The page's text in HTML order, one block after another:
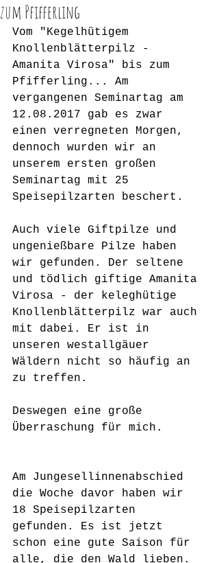
zum Pfifferling
Vom "Kegelhütigem
Knollenblätterpilz -
Amanita Virosa" bis zum
Pfifferling... Am
vergangenen Seminartag am
12.08.2017 gab es zwar
einen verregneten Morgen,
dennoch wurden wir an
unserem ersten großen
Seminartag mit 25
Speisepilzarten beschert.
Auch viele Giftpilze und
ungenießbare Pilze haben
wir gefunden. Der seltene
und tödlich giftige Amanita
Virosa - der keleghütige
Knollenblätterpilz war auch
mit dabei. Er ist in
unseren westallgäuer
Wäldern nicht so häufig an
zu treffen.
Deswegen eine große
Überraschung für mich.
Am Jungesellinnenabschied
die Woche davor haben wir
18 Speisepilzarten
gefunden. Es ist jetzt
schon eine gute Saison für
alle, die den Wald lieben.